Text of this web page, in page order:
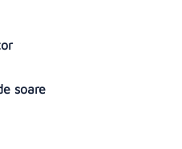
soare